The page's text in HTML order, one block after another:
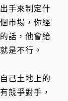
手來制定什
市場，你經
話，他會給
是不行。
己土地上的
競爭對手，